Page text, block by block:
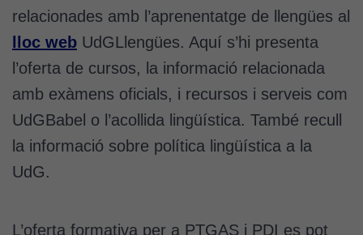
relacionades amb l’aprenentatge de llengües al
lloc web UdGLlengües. Aquí s’hi presenta
l’oferta de cursos, la informació relacionada
amb exàmens oficials, i recursos i serveis com
UdGBabel o l’acollida lingüística. També recull
la informació sobre política lingüística a la
UdG.
L’oferta formativa per a PTGAS i PDI es pot